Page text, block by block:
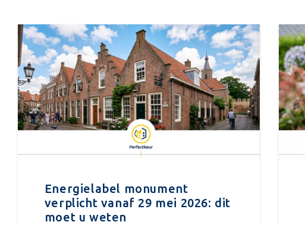
Energielabel monument
verplicht vanaf 29 mei 2026: dit
moet u weten